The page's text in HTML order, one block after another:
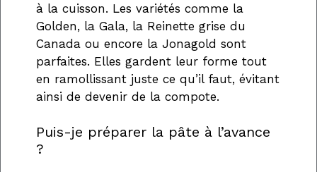
à la cuisson. Les variétés comme la
Golden, la Gala, la Reinette grise du
Canada ou encore la Jonagold sont
parfaites. Elles gardent leur forme tout
en ramollissant juste ce qu’il faut, évitant
ainsi de devenir de la compote.
Puis-je préparer la pâte à l’avance
?